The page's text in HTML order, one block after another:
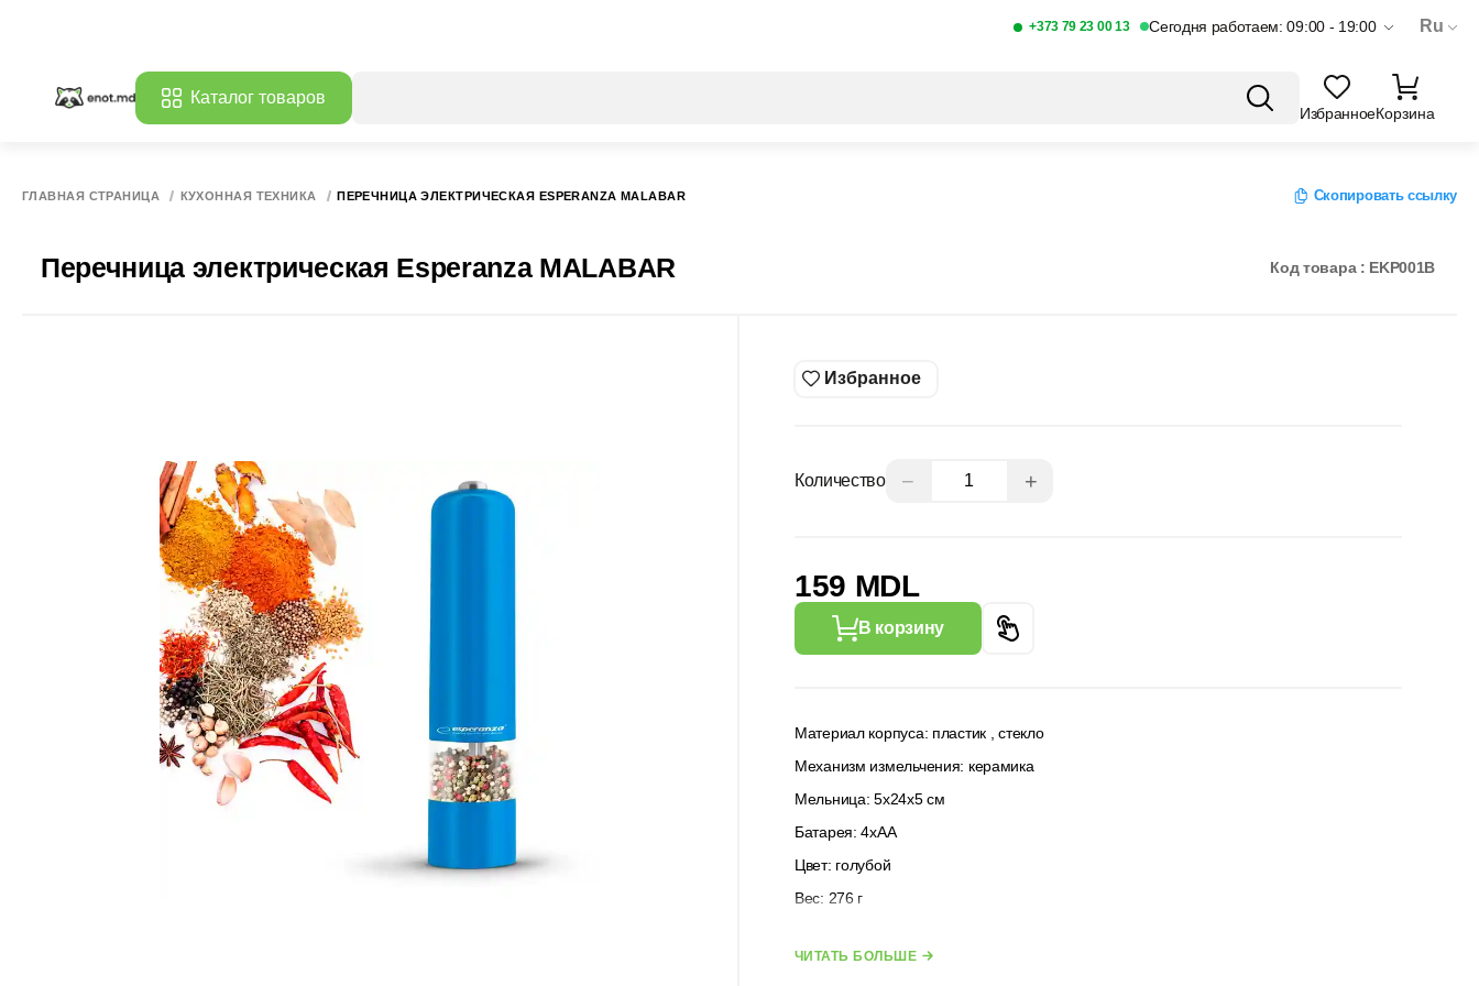
+373 79 23 00 13 Сегодня работаем: 09:00 - 19:00 Ru
Каталог товаров
ИзбранноеКорзина
ГЛАВНАЯ СТРАНИЦА КУХОННАЯ ТЕХНИКА ПЕРЕЧНИЦА ЭЛЕКТРИЧЕСКАЯ ESPERANZA MALABAR Скопировать ссылку
Перечница электрическая Esperanza MALABAR Код товара : EKP001B
Избранное
Количество − +
159 MDL
В корзину
Материал корпуса: пластик , стекло
Механизм измельчения: керамика
Мельница: 5х24х5 см
Батарея: 4xAA
Цвет: голубой
Вес: 276 г
Материал крышки: пластик
ЧИТАТЬ БОЛЬШЕ